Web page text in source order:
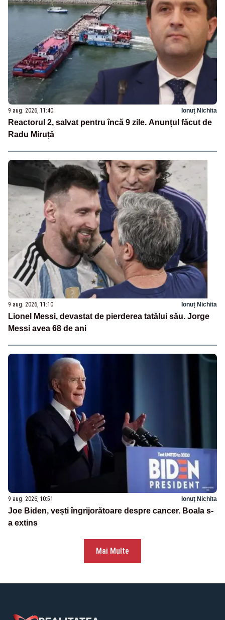
9 aug. 2026, 11:40 Ionuț Nichita
Reactorul 2, salvat pentru încă 9 zile. Anunțul făcut de
Radu Miruță
9 aug. 2026, 11:10 Ionuț Nichita
Lionel Messi, devastat de pierderea tatălui său. Jorge
Messi avea 68 de ani
9 aug. 2026, 10:51 Ionuț Nichita
Joe Biden, vești îngrijorătoare despre cancer. Boala s-
a extins
Mai Multe